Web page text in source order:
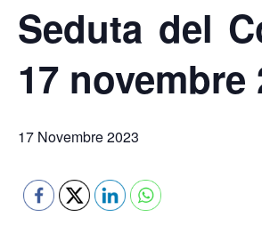
Seduta del
17 novembre
17 Novembre 2023